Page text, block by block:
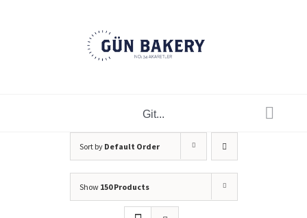
Git...
Sort by Default Order
Show 150 Products